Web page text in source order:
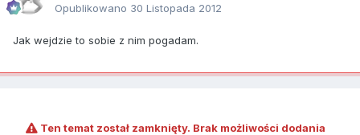
Opublikowano 30 Listopada 2012
Jak wejdzie to sobie z nim pogadam.
Ten temat został zamknięty. Brak możliwości dodania